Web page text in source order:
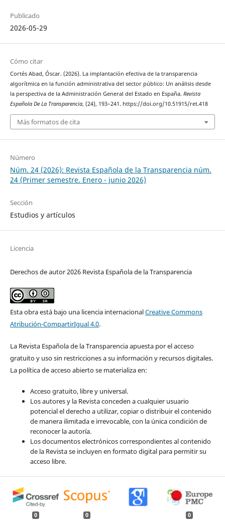
Publicado
2026-05-29
Cómo citar
Cortés Abad, Óscar. (2026). La implantación efectiva de la transparencia
algorítmica en la función administrativa del sector público: Un análisis desde
la perspectiva de la Administración General del Estado en España. Revista
Española De La Transparencia, (24), 193–241. https://doi.org/10.51915/ret.418
Más formatos de cita
Número
Núm. 24 (2026): Revista Española de la Transparencia núm.
24 (Primer semestre. Enero - junio 2026)
Sección
Estudios y artículos
Licencia
Derechos de autor 2026 Revista Española de la Transparencia
Esta obra está bajo una licencia internacionalCreative Commons
Atribución-CompartirIgual 4.0.
La Revista Española de la Transparencia apuesta por el acceso
gratuito y uso sin restricciones a su información y recursos digitales.
La política de acceso abierto se materializa en:
Acceso gratuito, libre y universal.
Los autores y la Revista conceden a cualquier usuario
potencial el derecho a utilizar, copiar o distribuir el contenido
de manera ilimitada e irrevocable, con la única condición de
reconocer la autoría.
Los documentos electrónicos correspondientes al contenido
de la Revista se incluyen en formato digital para permitir su
acceso libre.
0 0 0